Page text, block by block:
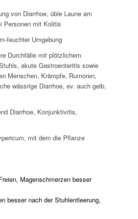
von Diarrhoe, üble Laune am
Personen mit Kolitis
feuchter Umgebung
Durchfälle mit plötzlichem
akute Gastroenteritis sowie
Menschen, Krämpfe, Rumoren,
wässrige Diarrhoe, ev. auch gelb,
Diarrhoe, Konjunktivitis,
mit dem die Pflanze
Magenschmerzen besser
besser nach der Stuhlentleerung,